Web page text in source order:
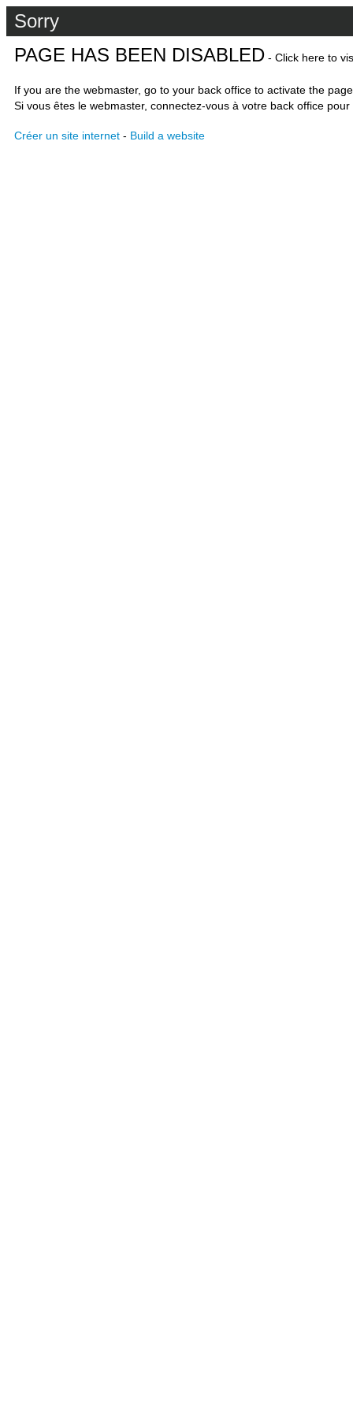
Sorry
PAGE HAS BEEN DISABLED - Click here to
If you are the webmaster, go to your back office to activate the
Si vous êtes le webmaster, connectez-vous à votre back office
Créer un site internet - Build a website